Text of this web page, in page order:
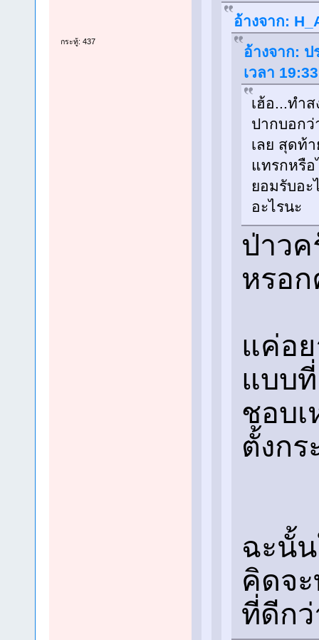
กระทู้: 437
อ้างจาก:
อ้างจาก:
เวลา
เฮ้อ...ทำ
ปากบอกว่
เลย สุดท้า
แทรกหรื
ยอมรับอะ
อะไรนะ
ป่าวค
หรอ
แค่อ
แบบ
ชอบ
ตั้งก
ฉะนั้น
คิดจ
ที่ดีก